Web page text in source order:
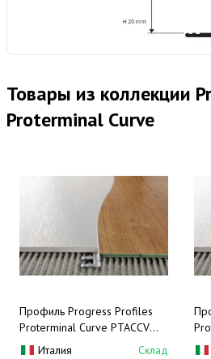
Товары из коллекции
Proterminal Curve
Профиль Progress Profiles
Proterminal Curve PTACCV
125 2.7 м. (нерж. сталь),
Италия Склад